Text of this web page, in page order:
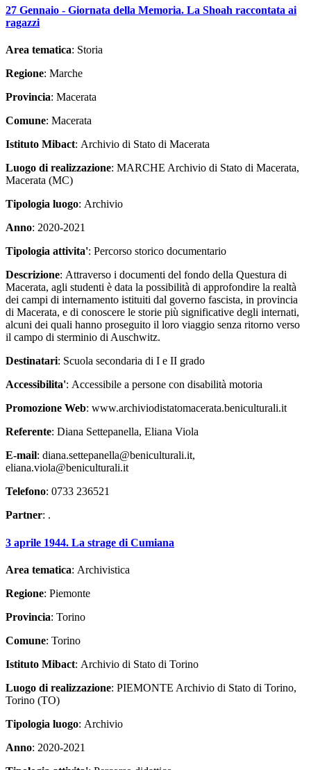
27 Gennaio - Giornata della Memoria. La Shoah raccontata ai
ragazzi
Area tematica: Storia
Regione: Marche
Provincia: Macerata
Comune: Macerata
Istituto Mibact: Archivio di Stato di Macerata
Luogo di realizzazione: MARCHE Archivio di Stato di Macerata,
Macerata (MC)
Tipologia luogo: Archivio
Anno: 2020-2021
Tipologia attivita': Percorso storico documentario
Descrizione: Attraverso i documenti del fondo della Questura di
Macerata, agli studenti è data la possibilità di approfondire la realtà
dei campi di internamento istituiti dal governo fascista, in provincia
di Macerata, e di conoscere le storie più significative degli internati,
alcuni dei quali hanno proseguito il loro viaggio senza ritorno verso
il campo di sterminio di Auschwitz.
Destinatari: Scuola secondaria di I e II grado
Accessibilita': Accessibile a persone con disabilità motoria
Promozione Web: www.archiviodistatomacerata.beniculturali.it
Referente: Diana Settepanella, Eliana Viola
E-mail: diana.settepanella@beniculturali.it,
eliana.viola@beniculturali.it
Telefono: 0733 236521
Partner: .
3 aprile 1944. La strage di Cumiana
Area tematica: Archivistica
Regione: Piemonte
Provincia: Torino
Comune: Torino
Istituto Mibact: Archivio di Stato di Torino
Luogo di realizzazione: PIEMONTE Archivio di Stato di Torino,
Torino (TO)
Tipologia luogo: Archivio
Anno: 2020-2021